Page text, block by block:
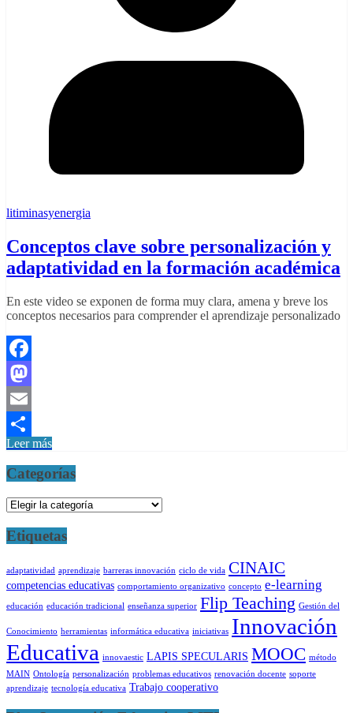
litiminasyenergia
Conceptos clave sobre personalización y
adaptatividad en la formación académica
En este video se exponen de forma muy clara, amena y breve los
conceptos necesarios para comprender el aprendizaje personalizado
Facebook
Mastodon
Email
Compartir
Leer más
Categorías
Categorías
Etiquetas
adaptatividad aprendizaje barreras innovación ciclo de vida CINAIC
competencias educativas comportamiento organizativo concepto e-learning
educación educación tradicional enseñanza superior Flip Teaching Gestión del
Conocimiento herramientas informática educativa iniciativas Innovación
Educativa innovaestic LAPIS SPECULARIS MOOC método
MAIN Ontología personalización problemas educativos renovación docente soporte
aprendizaje tecnología educativa Trabajo cooperativo